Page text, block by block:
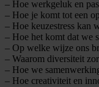
– Hoe werkgeluk en
– Hoe je komt tot een
– Hoe keuzestress kan
– Hoe het komt dat we
– Op welke wijze ons
– Waarom diversiteit
– Hoe we
– Hoe creativiteit en